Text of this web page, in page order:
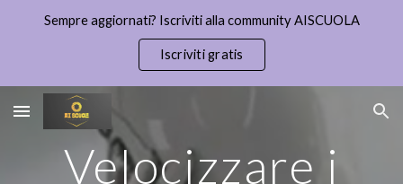
Skip to main content Skip to navigation
Sempre aggiornati? Iscriviti alla community AISCUOLA
Iscriviti gratis
Velocizzare i